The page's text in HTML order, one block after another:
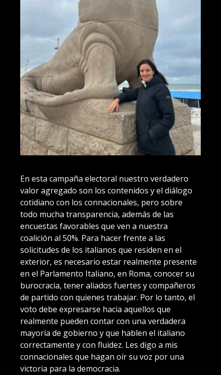
En esta campaña electoral nuestro verdadero
valor agregado son los contenidos y el diálogo
cotidiano con los connacionales, pero sobre
todo mucha transparencia, además de las
encuestas favorables que ven a nuestra
coalición al 50%. Para hacer frente a las
solicitudes de los italianos que residen en el
exterior, es necesario estar realmente presente
en el Parlamento Italiano, en Roma, conocer su
burocracia, tener aliados fuertes y compañeros
de partido con quienes trabajar. Por lo tanto, el
voto debe expresarse hacia aquellos que
realmente pueden contar con una verdadera
mayoría de gobierno y que hablen el italiano
correctamente y con fluidez. Les digo a mis
connacionales que hagan oír su voz por una
victoria para la democracia.